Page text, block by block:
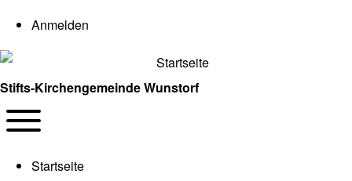
User account menu
Anmelden
Stifts-Kirchengemeinde Wunstorf
Navigation
Startseite